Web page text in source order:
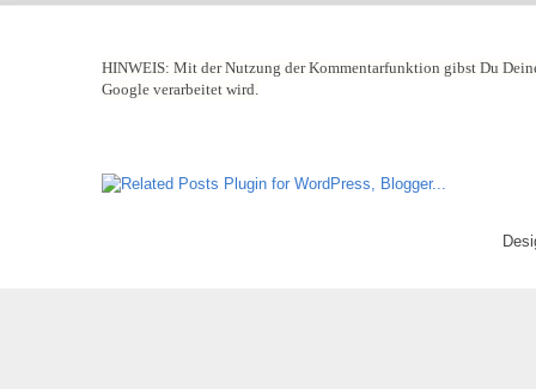
HINWEIS: Mit der Nutzung der Kommentarfunktion gibst Du
Google verarbeitet wird.